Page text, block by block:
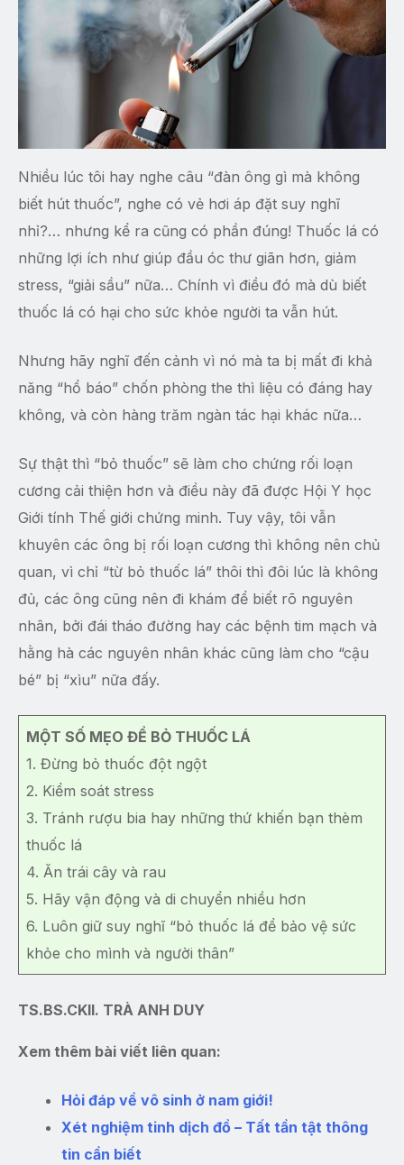
Nhiều lúc tôi hay nghe câu “đàn ông gì mà không
biết hút thuốc”, nghe có vẻ hơi áp đặt suy nghĩ
nhỉ?… nhưng kể ra cũng có phần đúng! Thuốc lá có
những lợi ích như giúp đầu óc thư giãn hơn, giảm
stress, “giải sầu” nữa… Chính vì điều đó mà dù biết
thuốc lá có hại cho sức khỏe người ta vẫn hút.
Nhưng hãy nghĩ đến cảnh vì nó mà ta bị mất đi khả
năng “hổ báo” chốn phòng the thì liệu có đáng hay
không, và còn hàng trăm ngàn tác hại khác nữa…
Sự thật thì “bỏ thuốc” sẽ làm cho chứng rối loạn
cương cải thiện hơn và điều này đã được Hội Y học
Giới tính Thế giới chứng minh. Tuy vậy, tôi vẫn
khuyên các ông bị rối loạn cương thì không nên chủ
quan, vì chỉ “từ bỏ thuốc lá” thôi thì đôi lúc là không
đủ, các ông cũng nên đi khám để biết rõ nguyên
nhân, bởi đái tháo đường hay các bệnh tim mạch và
hằng hà các nguyên nhân khác cũng làm cho “cậu
bé” bị “xìu” nữa đấy.
MỘT SỐ MẸO ĐỂ BỎ THUỐC LÁ
1. Đừng bỏ thuốc đột ngột
2. Kiểm soát stress
3. Tránh rượu bia hay những thứ khiến bạn thèm
thuốc lá
4. Ăn trái cây và rau
5. Hãy vận động và di chuyển nhiều hơn
6. Luôn giữ suy nghĩ “bỏ thuốc lá để bảo vệ sức
khỏe cho mình và người thân”
TS.BS.CKII. TRÀ ANH DUY
Xem thêm bài viết liên quan:
Hỏi đáp về vô sinh ở nam giới!
Xét nghiệm tinh dịch đồ – Tất tần tật thông
tin cần biết